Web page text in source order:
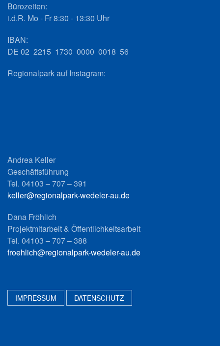
Bürozeiten:
i.d.R. Mo - Fr 8:30 - 13:30 Uhr
IBAN:
DE 02 2215 1730 0000 0018 56
Regionalpark auf Instagram:
Andrea Keller
Geschäftsführung
Tel. 04103 – 707 – 391
keller@regionalpark-wedeler-au.de
Dana Fröhlich
Projektmitarbeit & Öffentlichkeitsarbeit
Tel. 04103 – 707 – 388
froehlich@regionalpark-wedeler-au.de
IMPRESSUM DATENSCHUTZ